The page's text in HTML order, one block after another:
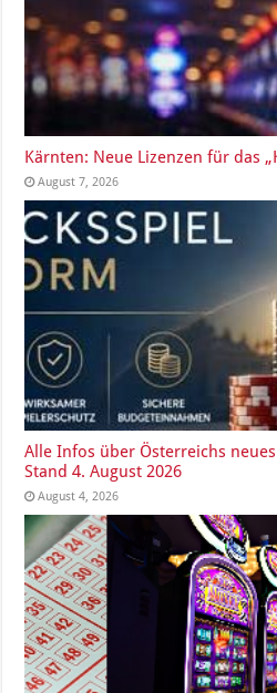
Kärnten: Neue Lizenzen für das
August 7, 2026
Alle Infos über Österreichs
Stand 4. August 2026
August 4, 2026